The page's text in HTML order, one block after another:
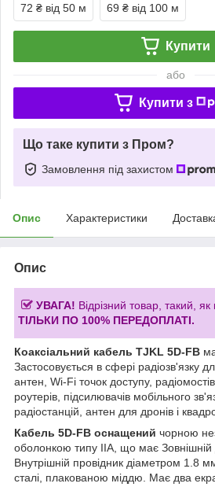
72 ₴ від 50 м 69 ₴ від 100 м
Купити
або
Купити з
Що таке купити з Пром?
Замовлення під захистом
Опис Характеристики
Опис
УВАГА! Відрізний товар, такий,
ТІЛЬКИ ПО 100% ПЕРЕДОПЛАТІ.
Коаксіальний кабель TJKL 5D-FB
Застосовується в сфері радіозв'язку
антен, Wi-Fi точок доступу,
роутерів, підсилювачів мобільного
радіостанцій, антен для дронів і
Кабель 5D-FB оснащений чорною
оболонкою типу IIA, що має Зовнішній
Внутрішній провідник діаметром 1.8
сталі, плакованою міддю. Має два